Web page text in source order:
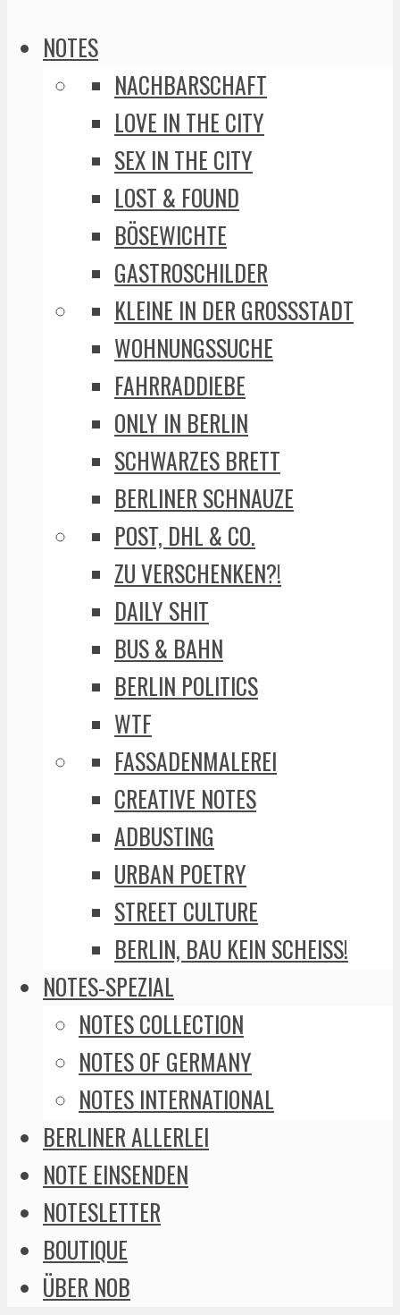
NOTES
NACHBARSCHAFT
LOVE IN THE CITY
SEX IN THE CITY
LOST & FOUND
BÖSEWICHTE
GASTROSCHILDER
KLEINE IN DER GROSSSTADT
WOHNUNGSSUCHE
FAHRRADDIEBE
ONLY IN BERLIN
SCHWARZES BRETT
BERLINER SCHNAUZE
POST, DHL & CO.
ZU VERSCHENKEN?!
DAILY SHIT
BUS & BAHN
BERLIN POLITICS
WTF
FASSADENMALEREI
CREATIVE NOTES
ADBUSTING
URBAN POETRY
STREET CULTURE
BERLIN, BAU KEIN SCHEISS!
NOTES-SPEZIAL
NOTES COLLECTION
NOTES OF GERMANY
NOTES INTERNATIONAL
BERLINER ALLERLEI
NOTE EINSENDEN
NOTESLETTER
BOUTIQUE
ÜBER NOB